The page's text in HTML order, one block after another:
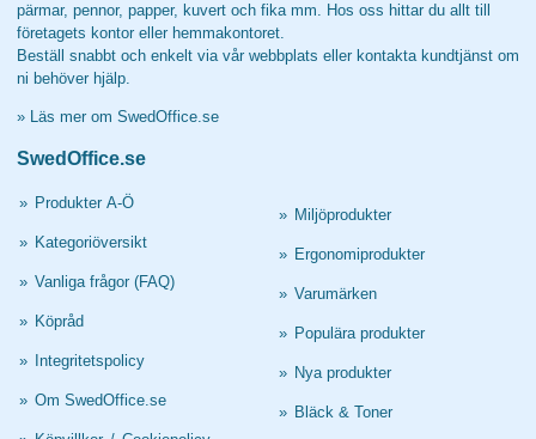
pärmar, pennor, papper, kuvert och fika mm. Hos oss hittar du allt till
företagets kontor eller hemmakontoret.
Beställ snabbt och enkelt via vår webbplats eller kontakta kundtjänst om
ni behöver hjälp.
» Läs mer om SwedOffice.se
SwedOffice.se
» Produkter A-Ö
» Kategoriöversikt
» Vanliga frågor (FAQ)
» Köpråd
» Integritetspolicy
» Om SwedOffice.se
» Miljöprodukter
» Ergonomiprodukter
» Varumärken
» Populära produkter
» Nya produkter
» Bläck & Toner